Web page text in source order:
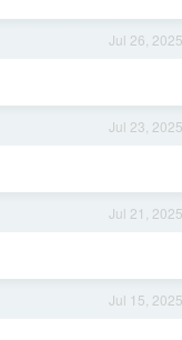
Jul 26, 2025
Jul 23, 2025
Jul 21, 2025
Jul 15, 2025